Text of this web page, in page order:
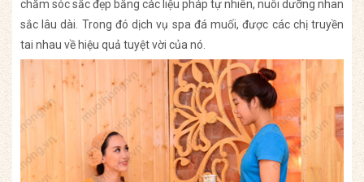
chăm sóc sắc đẹp bằng các liệu pháp tự nhiên, nuôi dưỡng nhan
sắc lâu dài. Trong đó dịch vụ spa đá muối, được các chị truyền
tai nhau về hiệu quả tuyệt vời của nó.